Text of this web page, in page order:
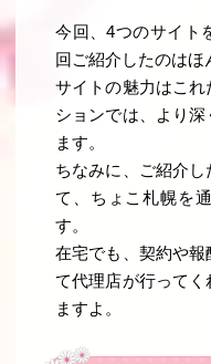
今回、4つのサイト
回ご紹介したのはほ
サイトの魅力はこ
ションでは、より
ます。
ちなみに、ご紹介
て、ちょこ札幌を
す。
在宅でも、契約や
て代理店が行って
ますよ。